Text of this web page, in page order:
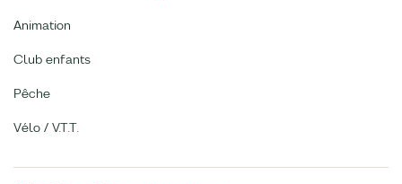
Animation
Club enfants
Pêche
Vélo / V.T.T.